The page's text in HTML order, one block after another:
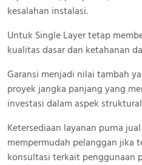
kesalahan instalasi.
Untuk Single Layer tetap
kualitas dasar dan ketahanan
Garansi menjadi nilai tambah
proyek jangka panjang yang
investasi dalam aspek
Ketersediaan layanan purna
mempermudah pelanggan jika
konsultasi terkait penggunaan